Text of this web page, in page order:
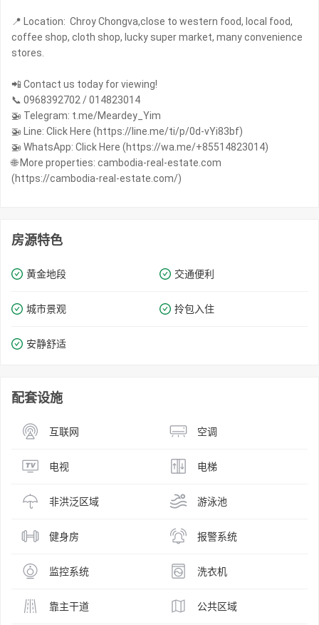
📍 Location: Chroy Chongva,close to western food, local food,
coffee shop, cloth shop, lucky super market, many convenience
stores.
📲 Contact us today for viewing!
📞 0968392702 / 014823014
🚁 Telegram: t.me/Meardey_Yim
🚁 Line: Click Here (https://line.me/ti/p/0d-vYi83bf)
🚁 WhatsApp: Click Here (https://wa.me/+85514823014)
🌐 More properties: cambodia-real-estate.com
(https://cambodia-real-estate.com/)
房源特色
黄金地段 交通便利
城市景观 拎包入住
安静舒适
配套设施
互联网 空调
电视 电梯
非洪泛区域 游泳池
健身房 报警系统
监控系统 洗衣机
靠主干道 公共区域